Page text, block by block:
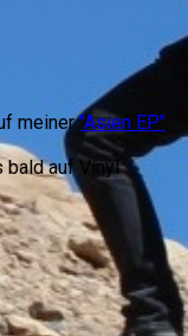
meiner"Asien EP"
bald auf Vinyl